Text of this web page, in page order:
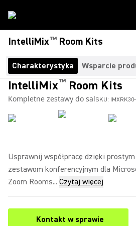
IntelliMix™ Room Kits
Charakterystyka Wsparcie
IntelliMix™ Room Kits
Kompletne zestawy do salSKU:
Usprawnij współpracę dzięki
zestawom konferencyjnym dla
Zoom Rooms... Czytaj więcej
Kontakt w sprawie